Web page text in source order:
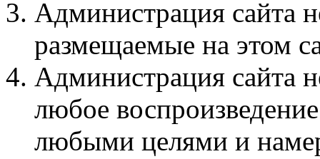
Администрация сайта
размещаемые на этом
Администрация сайта
любое
любыми целями и